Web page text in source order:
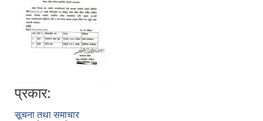
प्रकार:
सूचना तथा समाचार